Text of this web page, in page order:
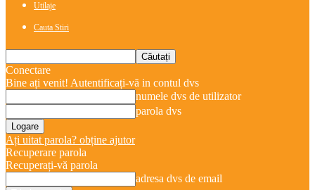
Utilaje
Cauta Stiri
Conectare
Bine ați venit! Autentificați-vă in contul dvs
numele dvs de utilizator
parola dvs
Ați uitat parola? obține ajutor
Recuperare parola
Recuperați-vă parola
adresa dvs de email